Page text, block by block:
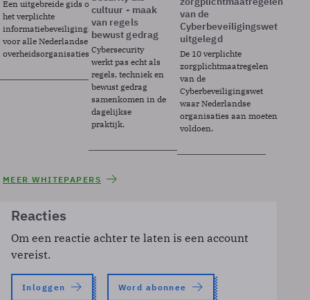
Een uitgebreide gids over BIO2,
het verplichte
informatiebeveiligingsframework
voor alle Nederlandse
overheidsorganisaties.
cultuur - maak
van regels
bewust gedrag
Cybersecurity
werkt pas echt als
regels, techniek en
bewust gedrag
samenkomen in de
dagelijkse
praktijk.
van de
Cyberbeveiligingswet
uitgelegd
De 10 verplichte
zorgplichtmaatregelen
van de
Cyberbeveiligingswet
waar Nederlandse
organisaties aan moeten
voldoen.
MEER WHITEPAPERS
Reacties
Om een reactie achter te laten is een account
vereist.
Inloggen Word abonnee